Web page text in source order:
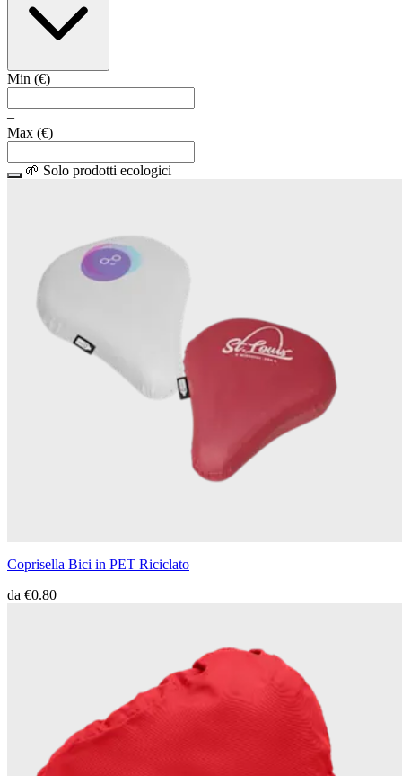
Min (€)
–
Max (€)
🌱 Solo prodotti ecologici
Coprisella Bici in PET Riciclato
da €0.80